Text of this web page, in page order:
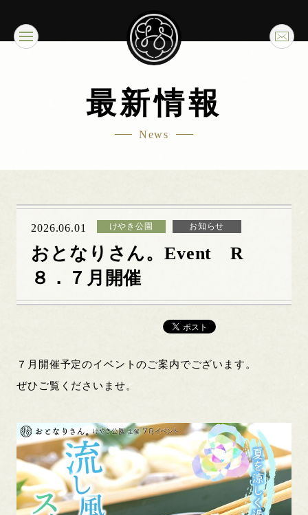
最新情報
News
2026.06.01 けやき公園 お知らせ
おとなりさん。Event R
８．７月開催
７月開催予定のイベントのご案内でございます。
ぜひご覧くださいませ。